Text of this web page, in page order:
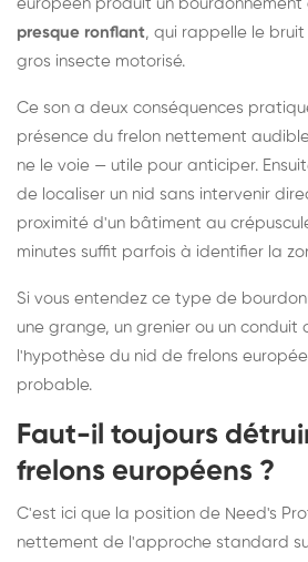
européen produit un bourdonnement
presque ronflant, qui rappelle le
gros insecte motorisé.
Ce son a deux conséquences
présence du frelon nettement
ne le voie — utile pour anticiper.
de localiser un nid sans intervenir
proximité d'un bâtiment au
minutes suffit parfois à identifier la
Si vous entendez ce type de
une grange, un grenier ou un conduit
l'hypothèse du nid de frelons
probable.
Faut-il toujours
frelons européens ?
C'est ici que la position de Need's
nettement de l'approche standard